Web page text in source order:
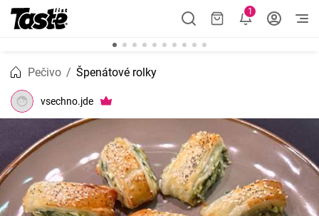
1
Pečivo Špenátové rolky
vsechno.jde